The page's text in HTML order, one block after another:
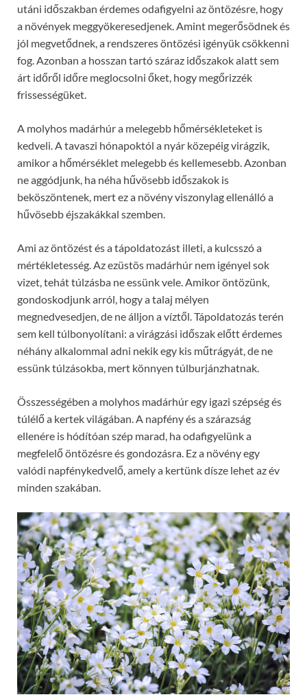
utáni időszakban érdemes odafigyelni az öntözésre, hogy
a növények meggyökeresedjenek. Amint megerősödnek és
jól megvetődnek, a rendszeres öntözési igényük csökkenni
fog. Azonban a hosszan tartó száraz időszakok alatt sem
árt időről időre meglocsolni őket, hogy megőrizzék
frissességüket.
A molyhos madárhúr a melegebb hőmérsékleteket is
kedveli. A tavaszi hónapoktól a nyár közepéig virágzik,
amikor a hőmérséklet melegebb és kellemesebb. Azonban
ne aggódjunk, ha néha hűvösebb időszakok is
beköszöntenek, mert ez a növény viszonylag ellenálló a
hűvösebb éjszakákkal szemben.
Ami az öntözést és a tápoldatozást illeti, a kulcsszó a
mértékletesség. Az ezüstös madárhúr nem igényel sok
vizet, tehát túlzásba ne essünk vele. Amikor öntözünk,
gondoskodjunk arról, hogy a talaj mélyen
megnedvesedjen, de ne álljon a víztől. Tápoldatozás terén
sem kell túlbonyolítani: a virágzási időszak előtt érdemes
néhány alkalommal adni nekik egy kis műtrágyát, de ne
essünk túlzásokba, mert könnyen túlburjánzhatnak.
Összességében a molyhos madárhúr egy igazi szépség és
túlélő a kertek világában. A napfény és a szárazság
ellenére is hódítóan szép marad, ha odafigyelünk a
megfelelő öntözésre és gondozásra. Ez a növény egy
valódi napfénykedvelő, amely a kertünk dísze lehet az év
minden szakában.